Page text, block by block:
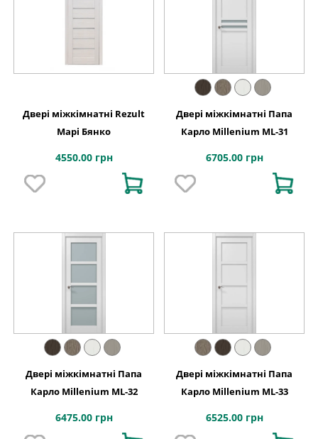
Двері міжкімнатні Rezult
Марі Бянко
4550.00 грн
Двері міжкімнатні Папа
Карло Millenium ML-31
6705.00 грн
Двері міжкімнатні Папа
Карло Millenium ML-32
6475.00 грн
Двері міжкімнатні Папа
Карло Millenium ML-33
6525.00 грн